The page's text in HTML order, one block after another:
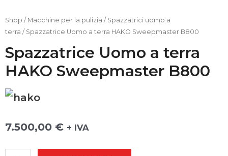
Shop / Macchine per la pulizia / Spazzatrici uomo a
terra / Spazzatrice Uomo a terra HAKO Sweepmaster B800
Spazzatrice Uomo a terra
HAKO Sweepmaster B800
H
k
o
7.500,00 € + IVA